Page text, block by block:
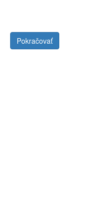
Pokračovať